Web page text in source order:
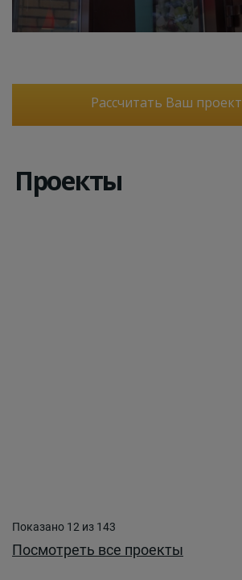
Рассчитать Ваш проект
Проекты
Показано 12 из 143
Посмотреть все проекты